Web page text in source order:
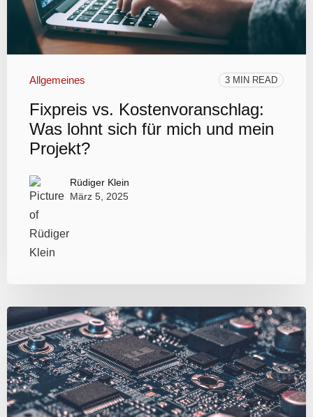
Allgemeines 3 MIN READ
Fixpreis vs. Kostenvoranschlag:
Was lohnt sich für mich und mein
Projekt?
Rüdiger Klein
März 5, 2025